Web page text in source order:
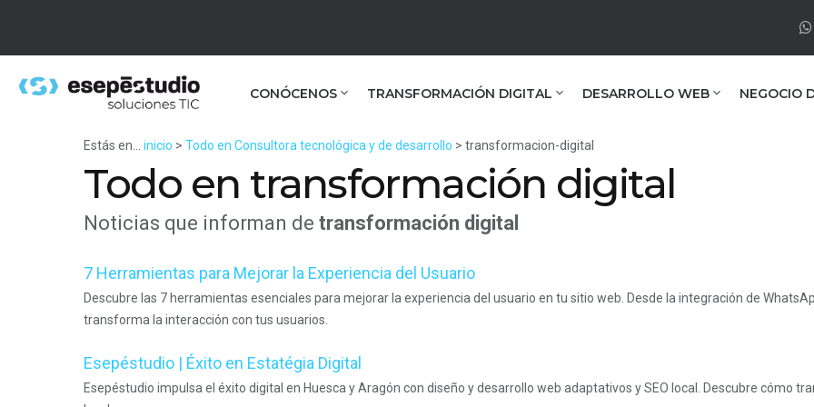
CONÓCENOS TRANSFORMACIÓN DIGITAL DESARROLLO WEB NEGOCIO
Estás en... inicio > Todo en Consultora tecnológica y de desarrollo > transformacion-digital
Todo en transformación digital
Noticias que informan de transformación digital
7 Herramientas para Mejorar la Experiencia del Usuario
Descubre las 7 herramientas esenciales para mejorar la experiencia del usuario en tu sitio web. Desde la integración de
transforma la interacción con tus usuarios.
Esepéstudio | Éxito en Estatégia Digital
Esepéstudio impulsa el éxito digital en Huesca y Aragón con diseño y desarrollo web adaptativos y SEO local. Descubre cómo